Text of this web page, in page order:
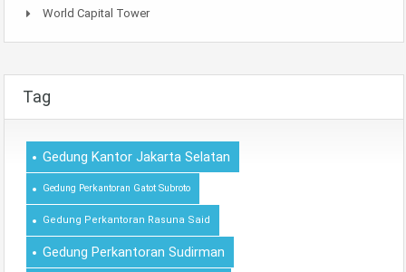
World Capital Tower
Tag
Gedung Kantor Jakarta Selatan
Gedung Perkantoran Gatot Subroto
Gedung Perkantoran Rasuna Said
Gedung Perkantoran Sudirman